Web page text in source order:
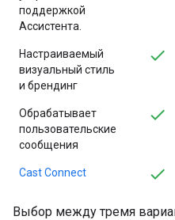
поддержкой
Ассистента.
Настраиваемый
визуальный стиль
и брендинг
Обрабатывает
пользовательские
сообщения
Cast Connect
Выбор между тремя